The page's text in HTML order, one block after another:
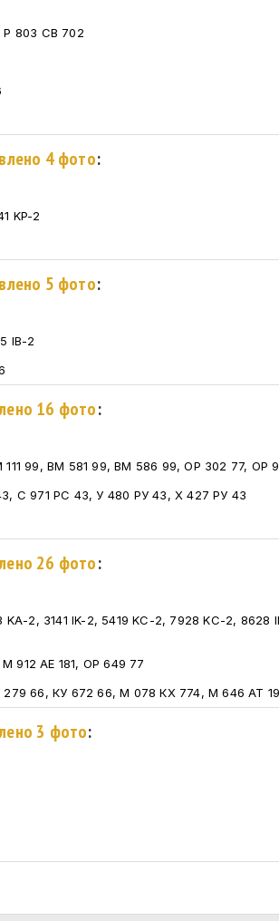
803 СВ 702
4 фото:
KP-2
5 фото:
IB-2
16 фото:
99, ВМ 581 99, ВМ 586 99, ОР 302 77, ОР
С 971 РС 43, У 480 РУ 43, Х 427 РУ 43
26 фото:
KA-2, 3141 IK-2, 5419 KC-2, 7928 KC-2,
М 912 АЕ 181, ОР 649 77
66, КУ 672 66, М 078 КХ 774, М 646 АТ
3 фото: